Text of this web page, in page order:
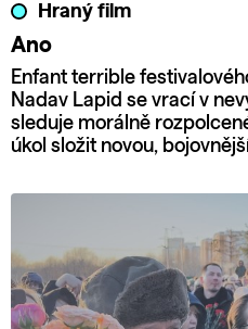
Hraný film
Ano
Enfant terrible
Nadav Lapid se vrací v
sleduje morálně
úkol složit novou,